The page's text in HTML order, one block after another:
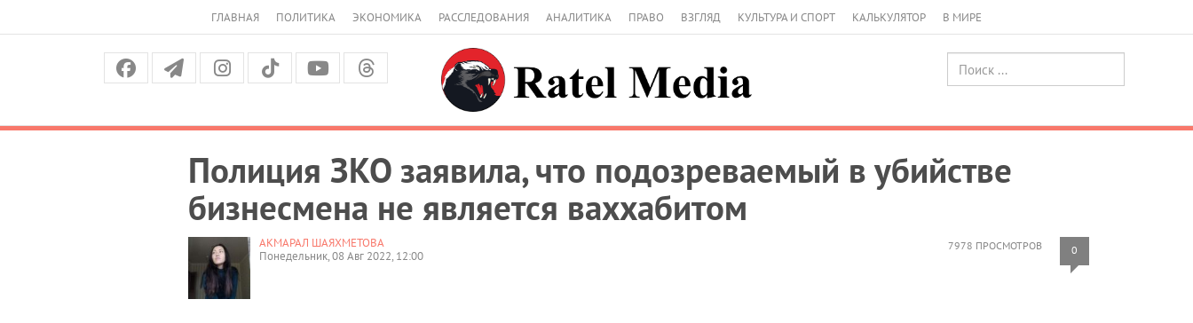
ГЛАВНАЯ ПОЛИТИКА ЭКОНОМИКА РАССЛЕДОВАНИЯ АНАЛИТИКА ПРАВО ВЗГЛЯД КУЛЬТУРА И СПОРТ КАЛЬКУЛЯТОР В МИРЕ
Полиция ЗКО заявила, что подозреваемый в убийстве
бизнесмена не является ваххабитом
7978 ПРОСМОТРОВ 0
АКМАРАЛ ШАЯХМЕТОВА
Понедельник, 08 Авг 2022, 12:00